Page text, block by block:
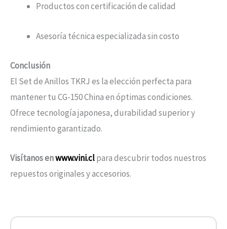
Productos con certificación de calidad
Asesoría técnica especializada sin costo
Conclusión
El Set de Anillos TKRJ es la elección perfecta para
mantener tu CG-150 China en óptimas condiciones.
Ofrece tecnología japonesa, durabilidad superior y
rendimiento garantizado.
Visítanos enwww.vini.clpara descubrir todos nuestros
repuestos originales y accesorios.